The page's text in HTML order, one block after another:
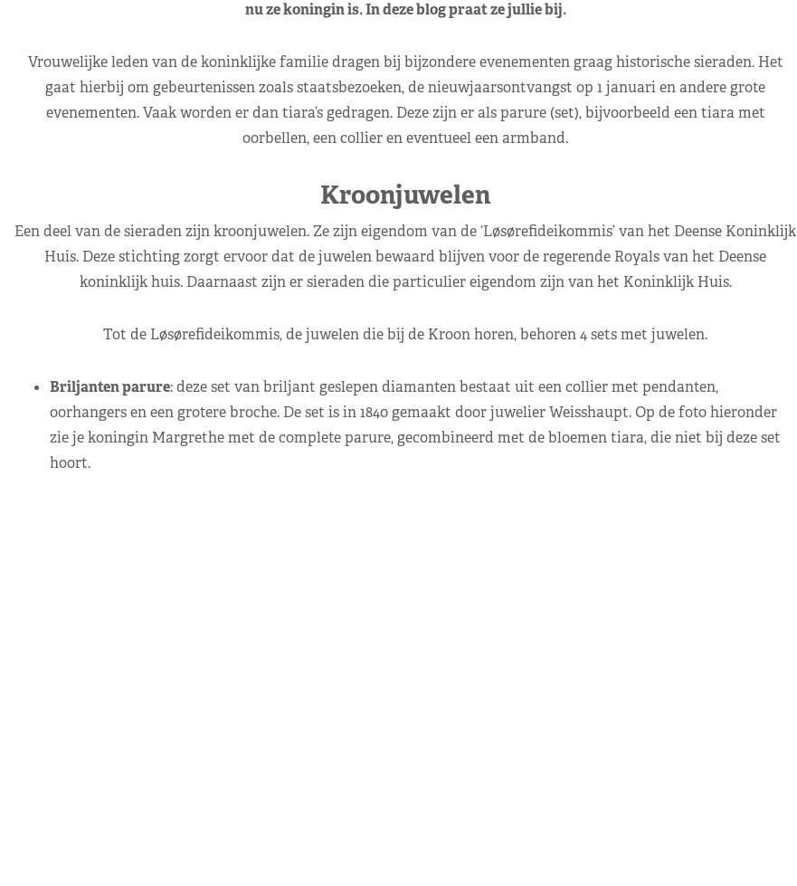
nu ze koningin is. In deze blog praat ze jullie bij.
Vrouwelijke leden van de koninklijke familie dragen bij bijzondere evenementen graag historische sieraden. Het
gaat hierbij om gebeurtenissen zoals staatsbezoeken, de nieuwjaarsontvangst op 1 januari en andere grote
evenementen. Vaak worden er dan tiara’s gedragen. Deze zijn er als parure (set), bijvoorbeeld een tiara met
oorbellen, een collier en eventueel een armband.
Kroonjuwelen
Een deel van de sieraden zijn kroonjuwelen. Ze zijn eigendom van de ‘Løsørefideikommis’ van het Deense Koninklijk
Huis. Deze stichting zorgt ervoor dat de juwelen bewaard blijven voor de regerende Royals van het Deense
koninklijk huis. Daarnaast zijn er sieraden die particulier eigendom zijn van het Koninklijk Huis.
Tot de Løsørefideikommis, de juwelen die bij de Kroon horen, behoren 4 sets met juwelen.
Briljanten parure: deze set van briljant geslepen diamanten bestaat uit een collier met pendanten,
oorhangers en een grotere broche. De set is in 1840 gemaakt door juwelier Weisshaupt. Op de foto hieronder
zie je koningin Margrethe met de complete parure, gecombineerd met de bloemen tiara, die niet bij deze set
hoort.